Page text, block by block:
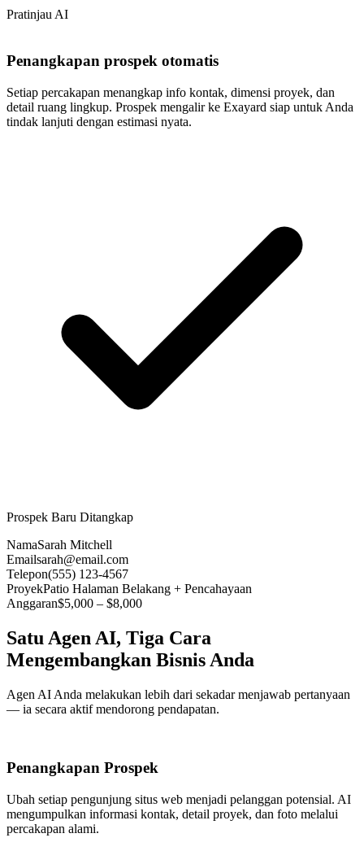
Pratinjau AI
Penangkapan prospek otomatis
Setiap percakapan menangkap info kontak, dimensi proyek, dan
detail ruang lingkup. Prospek mengalir ke Exayard siap untuk Anda
tindak lanjuti dengan estimasi nyata.
Prospek Baru Ditangkap
NamaSarah Mitchell
Emailsarah@email.com
Telepon(555) 123-4567
ProyekPatio Halaman Belakang + Pencahayaan
Anggaran$5,000 – $8,000
Satu Agen AI, Tiga Cara
Mengembangkan Bisnis Anda
Agen AI Anda melakukan lebih dari sekadar menjawab pertanyaan
— ia secara aktif mendorong pendapatan.
Penangkapan Prospek
Ubah setiap pengunjung situs web menjadi pelanggan potensial. AI
mengumpulkan informasi kontak, detail proyek, dan foto melalui
percakapan alami.